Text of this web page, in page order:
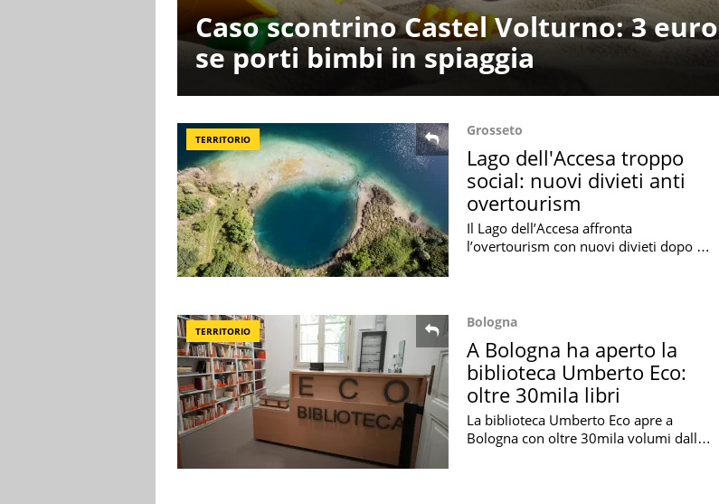
Caso scontrino Castel Volturno: 3 euro
se porti bimbi in spiaggia
TERRITORIO
Grosseto
Lago dell'Accesa troppo
social: nuovi divieti anti
overtourism
Il Lago dell’Accesa affronta
l’overtourism con nuovi divieti dopo il
TERRITORIO
Bologna
A Bologna ha aperto la
biblioteca Umberto Eco:
oltre 30mila libri
La biblioteca Umberto Eco apre a
Bologna con oltre 30mila volumi dalla